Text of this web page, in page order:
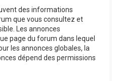
des informations
que vous consultez et
Les annonces
page du forum dans lequel
les annonces globales, la
dépend des permissions